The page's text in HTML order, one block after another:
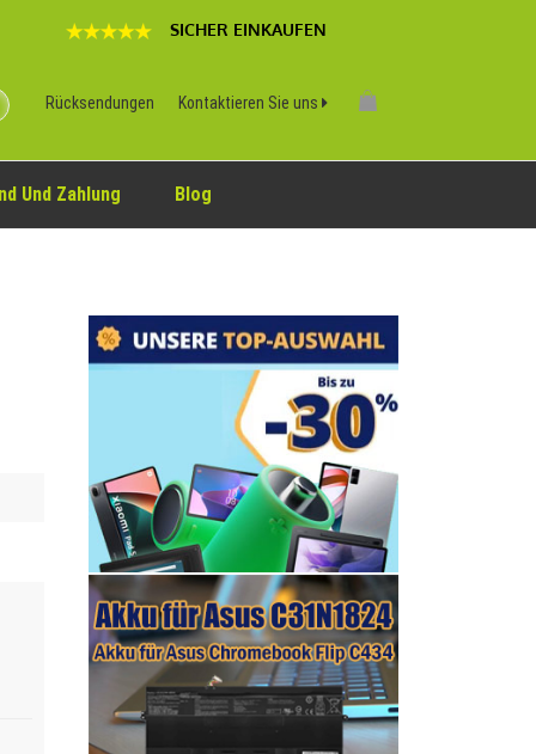
SICHER EINKAUFEN
Rücksendungen Kontaktieren Sie uns
Und Zahlung Blog